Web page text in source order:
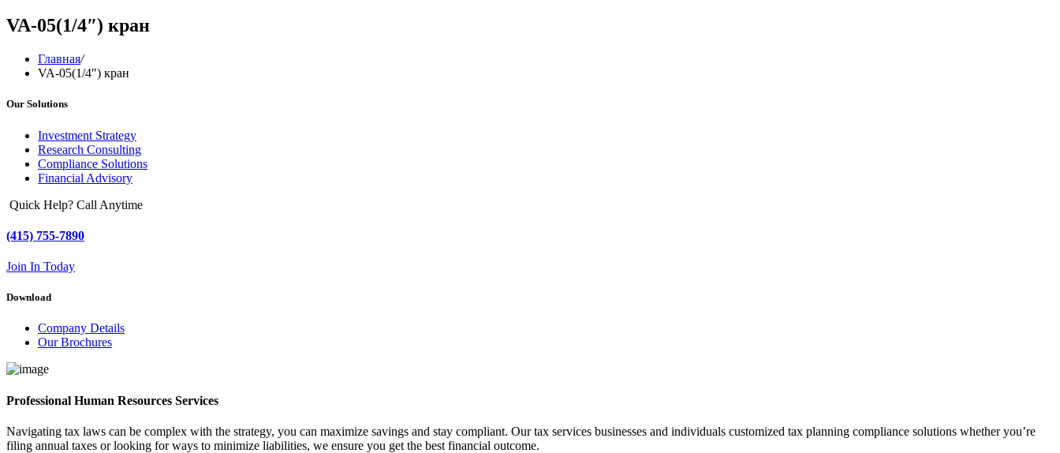
VA-05(1/4″) кран
Главная/
VA-05(1/4″) кран
Our Solutions
Investment Strategy
Research Consulting
Compliance Solutions
Financial Advisory
Quick Help? Call Anytime
(415) 755-7890
Join In Today
Download
Company Details
Our Brochures
Professional Human Resources Services
Navigating tax laws can be complex with the strategy, you can maximize savings and stay compliant. Our tax services businesses and individuals customized tax planning compliance solutions whether you’re
filing annual taxes or looking for ways to minimize liabilities, we ensure you get the best financial outcome.